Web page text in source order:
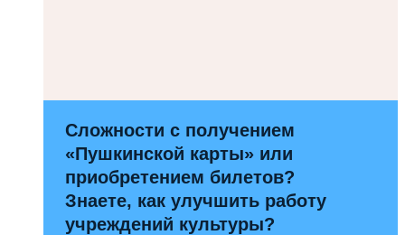
Сложности с получением
«Пушкинской карты» или
приобретением билетов?
Знаете, как улучшить работу
учреждений культуры?